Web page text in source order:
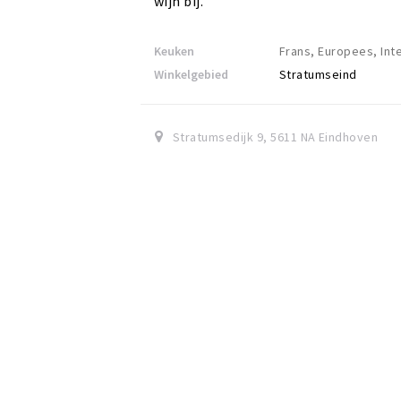
Keuken
Frans, Europees,
Winkelgebied
Stratumseind
Stratumsedijk 9,5611 NA Eindhoven